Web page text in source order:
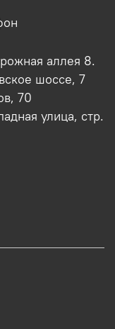
аллея 8.
шоссе, 7
70
улица, стр.